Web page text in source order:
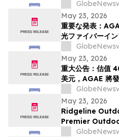
AS$10.00
Menerbitkan
HyalRoute,
Gentian Optik
Langkah
May 23, 2026
重要な発表：
光ファイバーイ
ルルートを買収
ピューティング +
AI光ネットワー
業価値は40億米
株あたり10.00米
May 23, 2026
重大公告：估值
美元，AGAE 將
設施領導者
光傳輸」的環球人
May 23, 2026
Ridgeline
Premier
Construction